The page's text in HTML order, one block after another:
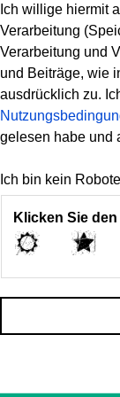
Ich willige hiermit
Verarbeitung
Verarbeitung und
und Beiträge, wie
ausdrücklich zu.
gelesen habe und
Ich bin kein
Klicken Sie